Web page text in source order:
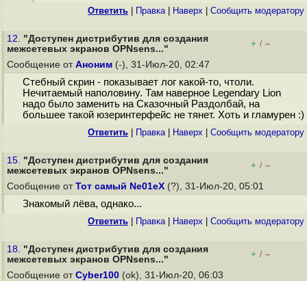
Ответить Правка| Наверх Cообщить модератору
12. "Доступен дистрибутив для создания
межсетевых экранов OPNsens..."
+ / –
Сообщение от Аноним (-), 31-Июл-20, 02:47
Стебный скрин - показывает лог какой-то, чтоли.
Нечитаемый наполовину. Там наверное Legendary Lion
надо было заменить на Сказочный Раздолбай, на
большее такой юзеринтерфейс не тянет. Хоть и гламурен :)
Ответить Правка| Наверх Cообщить модератору
15. "Доступен дистрибутив для создания
межсетевых экранов OPNsens..."
+ / –
Сообщение от Тот самый Ne01eX (?), 31-Июл-20, 05:01
Знакомый лёва, однако...
Ответить Правка| Наверх Cообщить модератору
18. "Доступен дистрибутив для создания
межсетевых экранов OPNsens..."
+ / –
Сообщение от Cyber100 (ok), 31-Июл-20, 06:03